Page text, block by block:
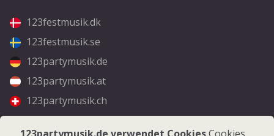
123festmusik.dk
123festmusik.se
123partymusik.de
123partymusik.at
123partymusik.ch
Folgen Sie uns